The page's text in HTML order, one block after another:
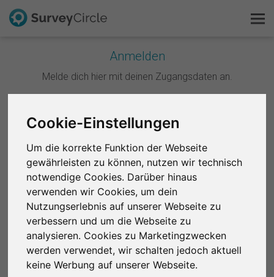
Cookie-Einstellungen
Um die korrekte Funktion der Webseite
gewährleisten zu können, nutzen wir technisch
notwendige Cookies. Darüber hinaus
verwenden wir Cookies, um dein
Nutzungserlebnis auf unserer Webseite zu
verbessern und um die Webseite zu
analysieren. Cookies zu Marketingzwecken
werden verwendet, wir schalten jedoch aktuell
keine Werbung auf unserer Webseite.
Anmelden
Melde dich hier mit deinen Zugangsdaten an.
Weiter mit Google
Weiter mit Facebook
ODER
E-Mail
Passwort*
Das ist SurveyCircle
FAQ
Kostenlos registrieren
Anmelden